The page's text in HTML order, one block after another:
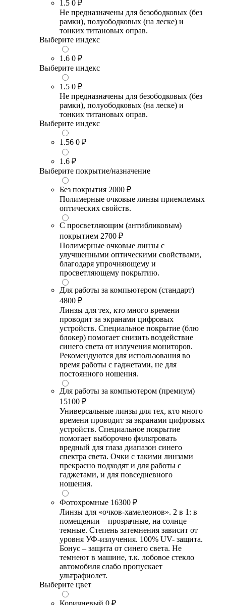
1.5 0 ₽
Не предназначены для безободковых (без
рамки), полуободковых (на леске) и
тонких титановых оправ.
Выберите индекс
1.6 0 ₽
Выберите индекс
1.5 0 ₽
Не предназначены для безободковых (без
рамки), полуободковых (на леске) и
тонких титановых оправ.
Выберите индекс
1.56 0 ₽
1.6 ₽
Выберите покрытие/назначение
Без покрытия 2000 ₽
Полимерные очковые линзы приемлемых
оптических свойств.
С просветляющим (антибликовым)
покрытием 2700 ₽
Полимерные очковые линзы с
улучшенными оптическими свойствами,
благодаря упрочняющему и
просветляющему покрытию.
Для работы за компьютером (стандарт)
4800 ₽
Линзы для тех, кто много времени
проводит за экранами цифровых
устройств. Специальное покрытие (блю
блокер) помогает снизить воздействие
синего света от излучения мониторов.
Рекомендуются для использования во
время работы с гаджетами, не для
постоянного ношения.
Для работы за компьютером (премиум)
15100 ₽
Универсальные линзы для тех, кто много
времени проводит за экранами цифровых
устройств. Специальное покрытие
помогает выборочно фильтровать
вредный для глаза диапазон синего
спектра света. Очки с такими линзами
прекрасно подходят и для работы с
гаджетами, и для повседневного
ношения.
Фотохромные 16300 ₽
Линзы для «очков-хамелеонов». 2 в 1: в
помещении – прозрачные, на солнце –
темные. Степень затемнения зависит от
уровня УФ-излучения. 100% UV- защита.
Бонус – защита от синего света. Не
темнеют в машине, т.к. лобовое стекло
автомобиля слабо пропускает
ультрафиолет.
Выберите цвет
Коричневый 0 ₽